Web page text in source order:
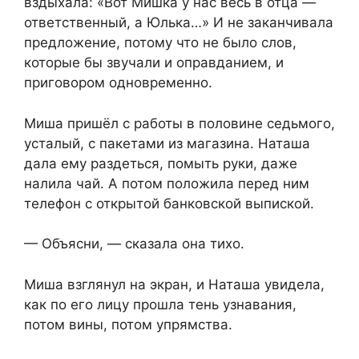
ответственный, а Юлька…» И не заканчивала
предложение, потому что не было слов,
которые бы звучали и оправданием, и
приговором одновременно.
Миша пришёл с работы в половине седьмого,
усталый, с пакетами из магазина. Наташа
дала ему раздеться, помыть руки, даже
налила чай. А потом положила перед ним
телефон с открытой банковской выпиской.
— Объясни, — сказала она тихо.
Миша взглянул на экран, и Наташа увидела,
как по его лицу прошла тень узнавания,
потом вины, потом упрямства.